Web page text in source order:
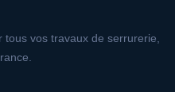
vos travaux de serrurerie,